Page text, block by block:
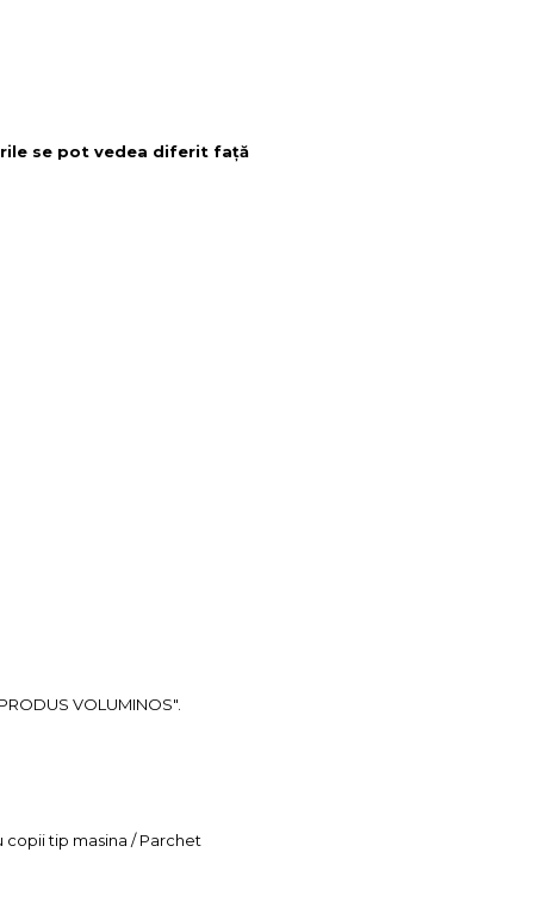
se pot vedea diferit față
VOLUMINOS".
copii tip masina / Parchet